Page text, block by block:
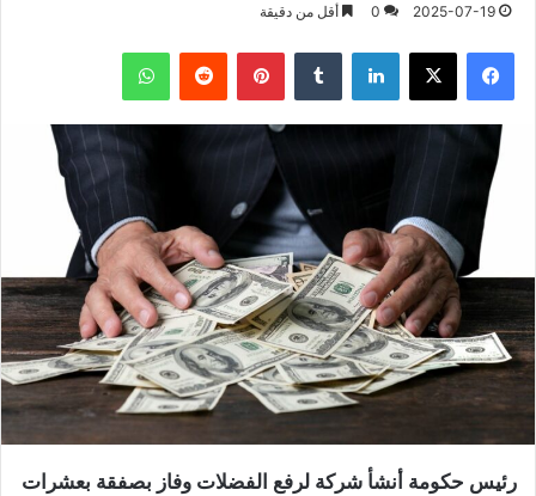
2025-07-19
0 أقل من دقيقة
فيسبوك X لينكدإن بينتيريست واتساب
رئيس حكومة أنشأ شركة لرفع الفضلات وفاز بصفقة بعشرات